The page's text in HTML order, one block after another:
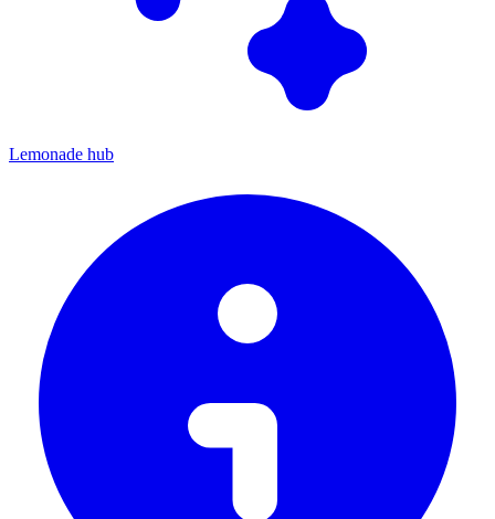
Lemonade hub